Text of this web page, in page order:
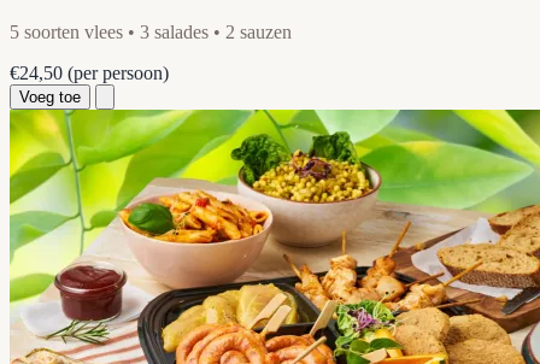
5 soorten vlees • 3 salades • 2 sauzen
€24,50 (per persoon)
Voeg toe